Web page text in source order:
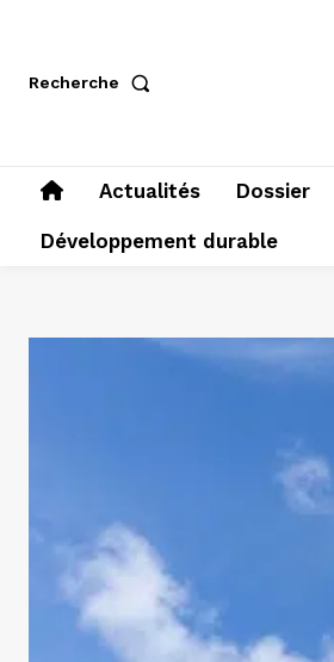
Recherche
Actualités Dossier
Développement durable